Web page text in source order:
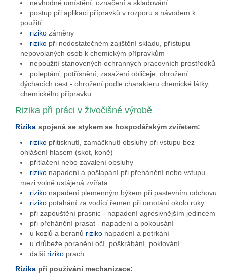
nevhodné umístění, označení a skladování
postup při aplikaci přípravků v rozporu s návodem k
použití
riziko záměny
riziko při nedostatečném zajištění skladu, přístupu
nepovolaných osob k chemickým přípravkům
nepoužití stanovených ochranných pracovních prostředků
poleptání, potřísnění, zasažení obličeje, ohrožení
dýchacích cest - ohrožení podle charakteru chemické látky,
chemického přípravku.
Rizika při práci v živočišné výrobě
Rizika spojená se stykem se hospodářským zvířetem:
riziko přitisknutí, zamáčknutí obsluhy při vstupu bez
ohlášení hlasem (skot, koně)
přitlačení nebo zavalení obsluhy
riziko napadení a pošlapání při přehánění nebo vstupu
mezi volně ustájená zvířata
riziko napadení plemenným býkem při pastevním odchovu
riziko potahání za vodící řemen při omotání okolo ruky
při zapouštění prasnic - napadení agresivnějším jedincem
při přehánění prasat - napadení a pokousání
u kozlů a beranů riziko napadení a potrkání
u drůbeže poranění očí, poškrábání, poklování
další riziko prach.
Rizika při používání mechanizace: